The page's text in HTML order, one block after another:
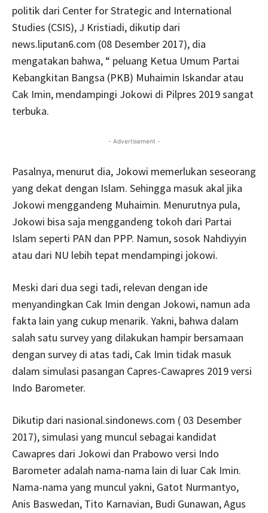
politik dari Center for Strategic and International
Studies (CSIS), J Kristiadi, dikutip dari
news.liputan6.com (08 Desember 2017), dia
mengatakan bahwa, “ peluang Ketua Umum Partai
Kebangkitan Bangsa (PKB) Muhaimin Iskandar atau
Cak Imin, mendampingi Jokowi di Pilpres 2019 sangat
terbuka.
- Advertisement -
Pasalnya, menurut dia, Jokowi memerlukan seseorang
yang dekat dengan Islam. Sehingga masuk akal jika
Jokowi menggandeng Muhaimin. Menurutnya pula,
Jokowi bisa saja menggandeng tokoh dari Partai
Islam seperti PAN dan PPP. Namun, sosok Nahdiyyin
atau dari NU lebih tepat mendampingi jokowi.
Meski dari dua segi tadi, relevan dengan ide
menyandingkan Cak Imin dengan Jokowi, namun ada
fakta lain yang cukup menarik. Yakni, bahwa dalam
salah satu survey yang dilakukan hampir bersamaan
dengan survey di atas tadi, Cak Imin tidak masuk
dalam simulasi pasangan Capres-Cawapres 2019 versi
Indo Barometer.
Dikutip dari nasional.sindonews.com ( 03 Desember
2017), simulasi yang muncul sebagai kandidat
Cawapres dari Jokowi dan Prabowo versi Indo
Barometer adalah nama-nama lain di luar Cak Imin.
Nama-nama yang muncul yakni, Gatot Nurmantyo,
Anis Baswedan, Tito Karnavian, Budi Gunawan, Agus